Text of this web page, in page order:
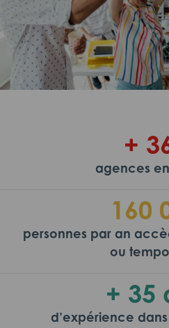
+
agences
160
personnes par an
ou
+ 35
d’expérience